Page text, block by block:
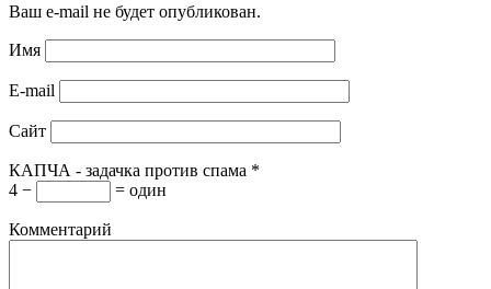
Ваш e-mail не будет опубликован.
Имя
E-mail
Сайт
КАПЧА - задачка против спама *
4 −
= один
Комментарий